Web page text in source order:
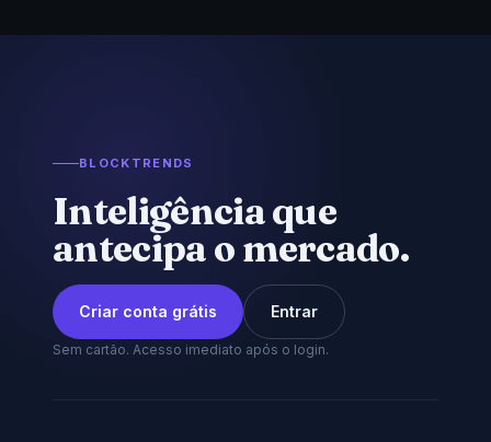
BLOCKTRENDS
Inteligência que
antecipa o mercado.
Criar conta grátis Entrar
Sem cartão. Acesso imediato após o login.